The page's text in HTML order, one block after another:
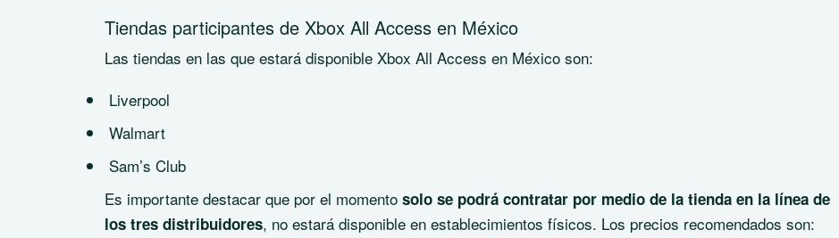
Tiendas participantes de Xbox All Access en México
Las tiendas en las que estará disponible Xbox All Access en México son:
Liverpool
Walmart
Sam’s Club
Es importante destacar que por el momento solo se podrá contratar por medio de la tienda en la línea de
los tres distribuidores, no estará disponible en establecimientos físicos. Los precios recomendados son: